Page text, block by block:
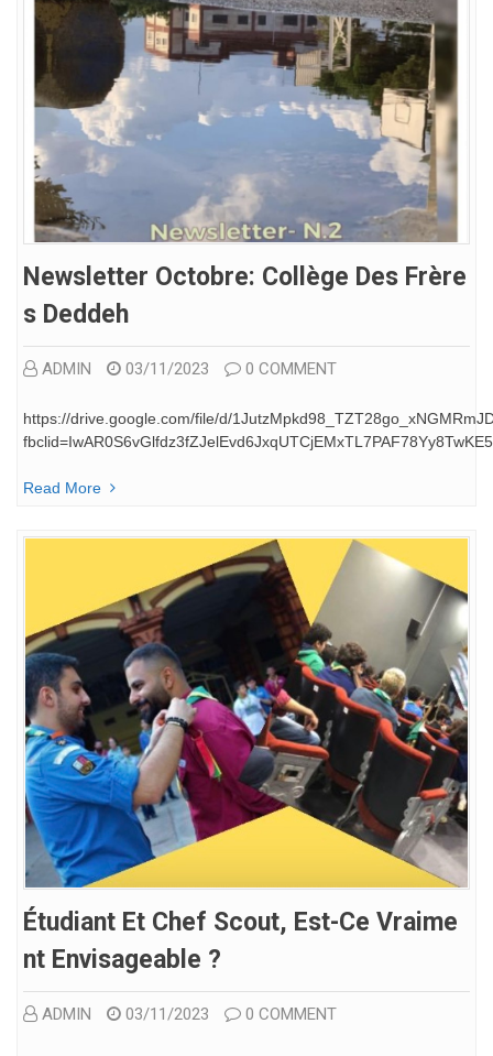
Newsletter Octobre: Collège Des Frère
S Deddeh
ADMIN 03/11/2023 0 COMMENT
https://drive.google.com/file/d/
Read More
Étudiant Et Chef Scout, Est-Ce Vraime
Nt Envisageable ?
ADMIN 03/11/2023 0 COMMENT